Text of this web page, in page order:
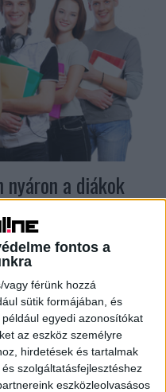
fontos a
férünk hozzá
sütik formájában, és
egyedi azonosítókat
az eszköz személyre
hirdetések és tartalmak
szolgáltatásfejlesztéshez
eszközleolvasásos
a diákok
toboroznak a
arányban tüntetnek fel
álláshirdetésekben,